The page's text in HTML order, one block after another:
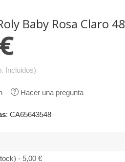
Baby Rosa Claro 48
Incluidos)
Hacer una pregunta
: CA65643548